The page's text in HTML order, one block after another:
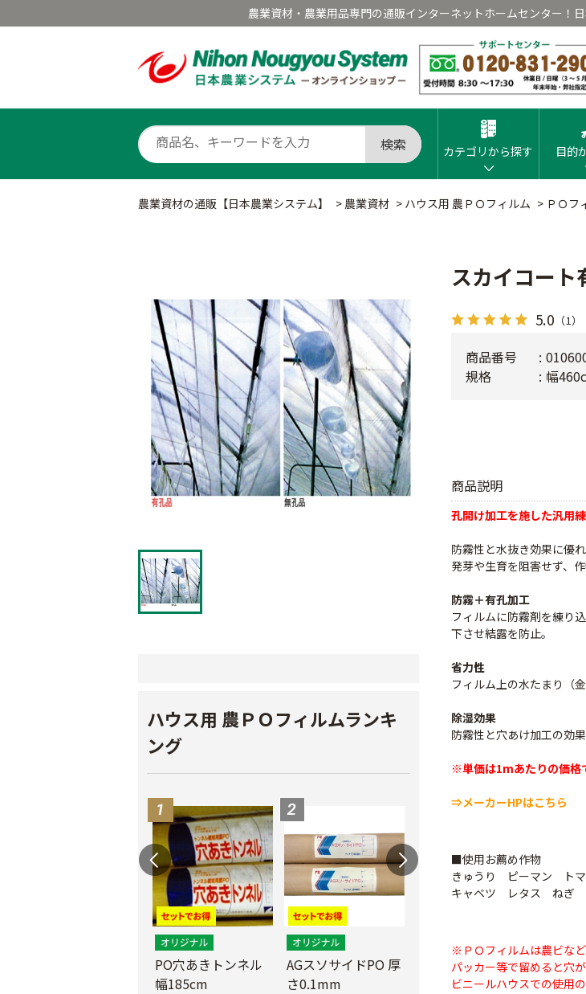
農業資材・農業用品専門の通販インターネットホームセンター！
検索 カテゴリから探す 目的
農業資材の通販【日本農業システム】 > 農業資材 > ハウス用 農ＰＯフィルム > ＰＯフ
ハウス用 農ＰＯフィルムランキ
ング
PO穴あきトンネル
幅185cm
AGスソサイドPO 厚
さ0.1mm
ビニールハウス補修
用テープ
PO穴
幅
スカイコー
5.0 （1）
商品説明
孔開け加工を施した汎用
防霧性と水抜き効果に優
発芽や生育を阻害せず、
防霧＋有孔加工
フィルムに防霧剤を練り
下させ結露を防止。
省力性
フィルム上の水たまり（
除湿効果
防霧性と穴あけ加工の効
※単価は1mあたりの価格
⇒メーカーHPはこちら
■使用お薦め作物
きゅうり ピーマン ト
キャベツ レタス ねぎ
※ＰＯフィルムは農ビな
パッカー等で留めると穴
ビニールハウスでの使用
商品番号
規格
幅